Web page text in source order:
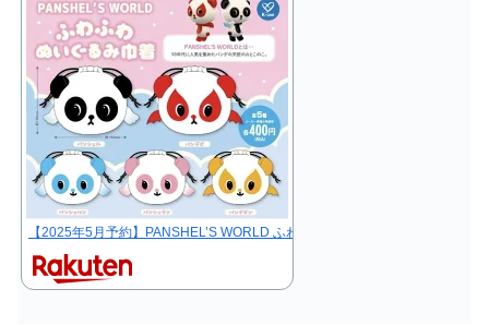
【2025年5月予約】PANSHEL’S WORLD ふわふわ ぬいぐるみ巾着 全5種 コ